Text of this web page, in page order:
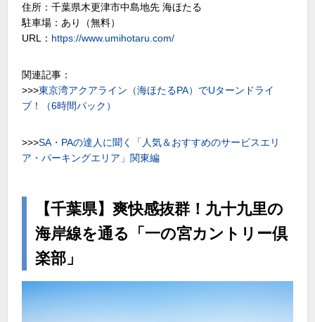
住所：千葉県木更津市中島地先 海ほたる
駐車場：あり（無料）
URL： https://www.umihotaru.com/
関連記事：
>>>東京湾アクアライン（海ほたるPA）でUターンドライ
ブ！（6時間パック）
>>>SA・PAの達人に聞く「人気＆おすすめのサービスエリ
ア・パーキングエリア」関東編
【千葉県】爽快感抜群！九十九里の
海岸線を通る「一の宮カントリー倶
楽部」